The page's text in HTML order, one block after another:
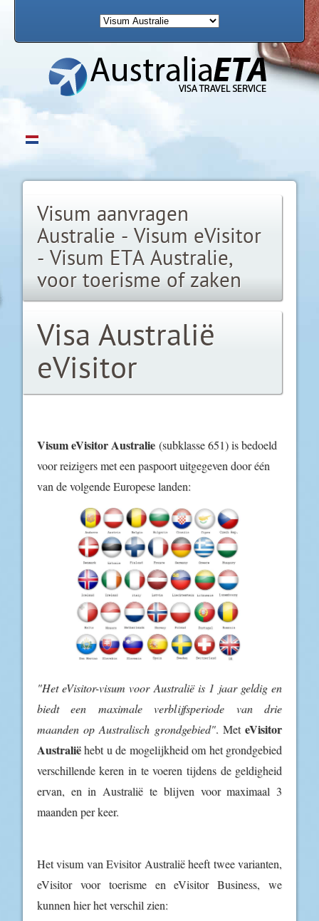
Visum aanvragen
Australie - Visum eVisitor
- Visum ETA Australie,
voor toerisme of zaken
Visa Australië
eVisitor
Visum eVisitor Australie(subklasse 651) is bedoeld
voor reizigers met een paspoort uitgegeven door één
van de volgende Europese landen:
"Het eVisitor-visum voor Australië is 1 jaar geldig en
biedt een maximale verblijfsperiode van drie
maanden op Australisch grondgebied". MeteVisitor
Australiëhebt u de mogelijkheid om het grondgebied
verschillende keren in te voeren tijdens de geldigheid
ervan, en in Australië te blijven voor maximaal 3
maanden per keer.
Het visum van Evisitor Australië heeft twee varianten,
eVisitor voor toerisme en eVisitor Business, we
kunnen hier het verschil zien: